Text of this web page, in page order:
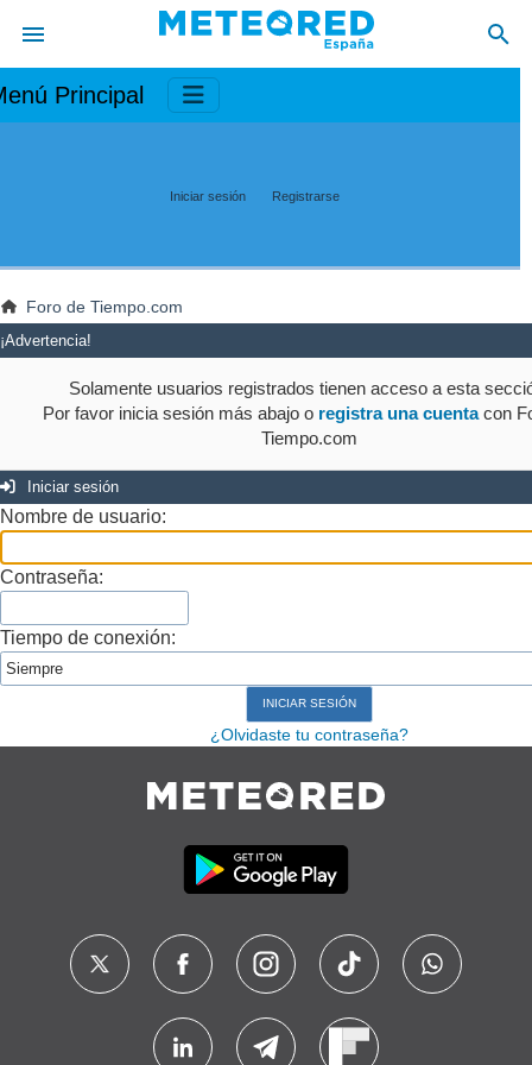
Principal
Iniciar sesión Registrarse
Foro de Tiempo.com
¡Advertencia!
Solamente usuarios registrados tienen acceso a esta
Por favor inicia sesión más abajo o registra una cuentacon
Tiempo.com
Iniciar sesión
Nombre de usuario:
Contraseña:
Tiempo de conexión:
¿Olvidaste tu contraseña?